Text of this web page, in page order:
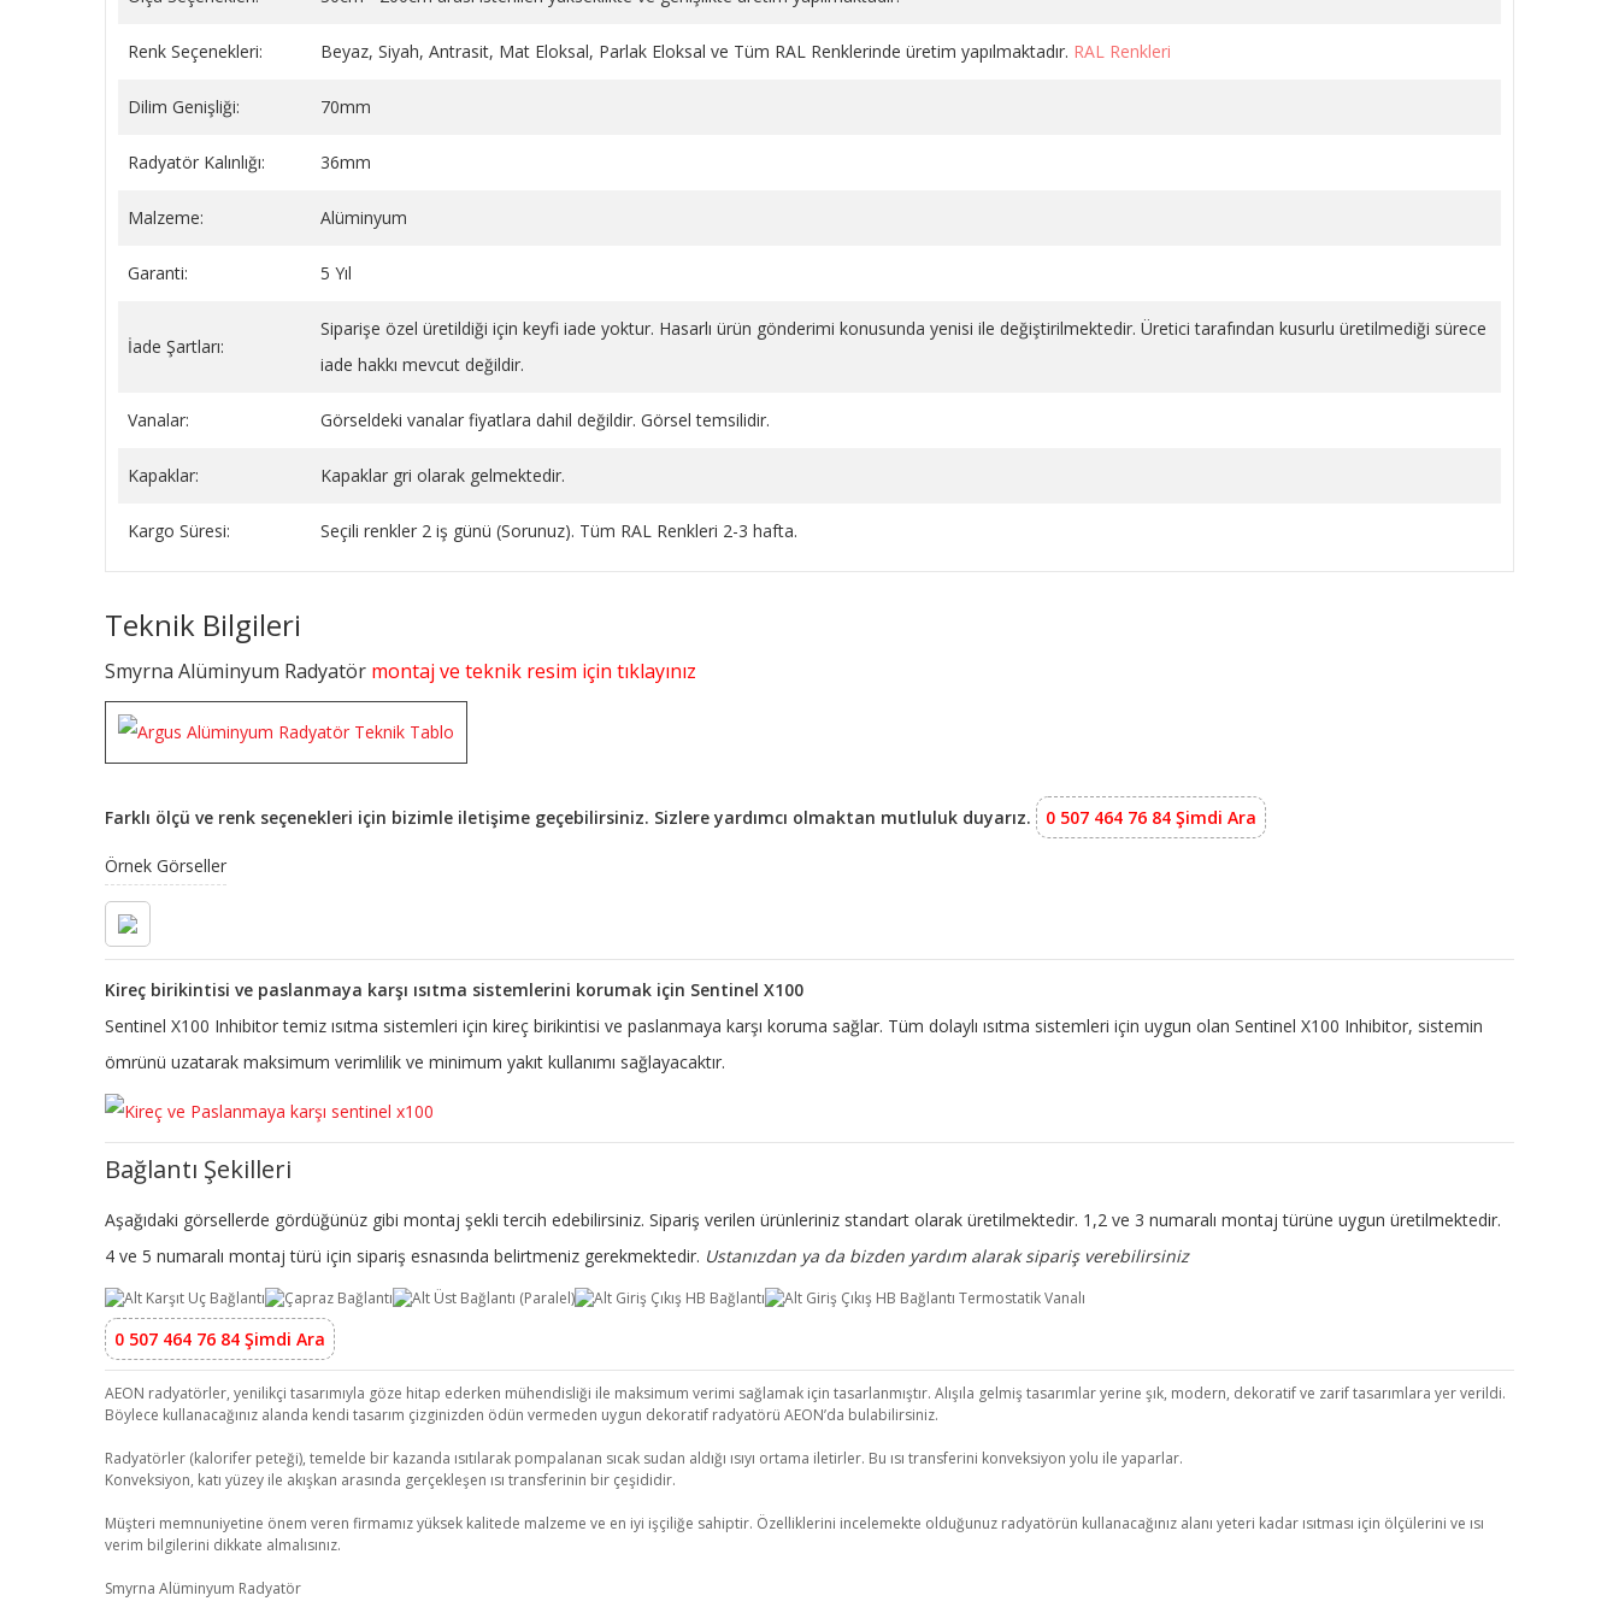
GİZLEME 9 CM
149,34 TL
Renk Seçenekleri: Beyaz, Siyah, Antrasit, Mat Eloksal, Parlak Eloksal ve Tüm RAL Renklerinde üretim yapılmaktadır. RAL Renkleri
Dilim Genişliği: 70mm
Radyatör Kalınlığı: 36mm
Malzeme: Alüminyum
Garanti: 5 Yıl
İade Şartları:
Siparişe özel üretildiği için keyfi iade yoktur. Hasarlı ürün gönderimi konusunda yenisi ile değiştirilmektedir. Üretici tarafından kusurlu üretilmediği sürece
iade hakkı mevcut değildir.
Vanalar: Görseldeki vanalar fiyatlara dahil değildir. Görsel temsilidir.
Kapaklar: Kapaklar gri olarak gelmektedir.
Kargo Süresi: Seçili renkler 2 iş günü (Sorunuz). Tüm RAL Renkleri 2-3 hafta.
Teknik Bilgileri
Smyrna Alüminyum Radyatör montaj ve teknik resim için tıklayınız
Farklı ölçü ve renk seçenekleri için bizimle iletişime geçebilirsiniz. Sizlere yardımcı olmaktan mutluluk duyarız. 0 507 464 76 84 Şimdi Ara
Örnek Görseller
Kireç birikintisi ve paslanmaya karşı ısıtma sistemlerini korumak için Sentinel X100
Sentinel X100 Inhibitor temiz ısıtma sistemleri için kireç birikintisi ve paslanmaya karşı koruma sağlar. Tüm dolaylı ısıtma sistemleri için uygun olan Sentinel X100 Inhibitor, sistemin
ömrünü uzatarak maksimum verimlilik ve minimum yakıt kullanımı sağlayacaktır.
Bağlantı Şekilleri
Aşağıdaki görsellerde gördüğünüz gibi montaj şekli tercih edebilirsiniz. Sipariş verilen ürünleriniz standart olarak üretilmektedir. 1,2 ve 3 numaralı montaj türüne uygun üretilmektedir.
4 ve 5 numaralı montaj türü için sipariş esnasında belirtmeniz gerekmektedir. Ustanızdan ya da bizden yardım alarak sipariş verebilirsiniz
0 507 464 76 84 Şimdi Ara
AEON radyatörler, yenilikçi tasarımıyla göze hitap ederken mühendisliği ile maksimum verimi sağlamak için tasarlanmıştır. Alışıla gelmiş tasarımlar yerine şık, modern, dekoratif ve zarif tasarımlara yer verildi.
Böylece kullanacağınız alanda kendi tasarım çizginizden ödün vermeden uygun dekoratif radyatörü AEON’da bulabilirsiniz.
Radyatörler (kalorifer peteği), temelde bir kazanda ısıtılarak pompalanan sıcak sudan aldığı ısıyı ortama iletirler. Bu ısı transferini konveksiyon yolu ile yaparlar.
Konveksiyon, katı yüzey ile akışkan arasında gerçekleşen ısı transferinin bir çeşididir.
Müşteri memnuniyetine önem veren firmamız yüksek kalitede malzeme ve en iyi işçiliğe sahiptir. Özelliklerini incelemekte olduğunuz radyatörün kullanacağınız alanı yeteri kadar ısıtması için ölçülerini ve ısı
verim bilgilerini dikkate almalısınız.
Smyrna Alüminyum Radyatör